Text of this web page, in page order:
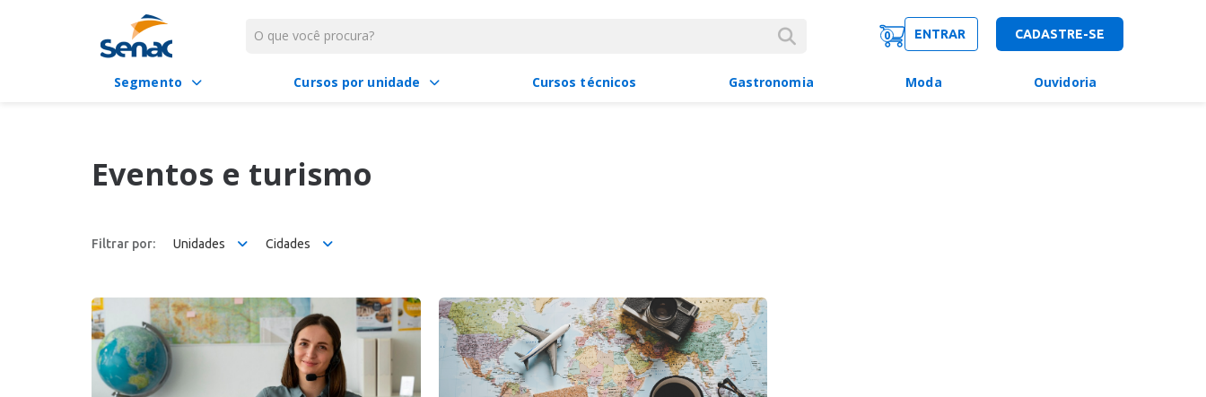
0 ENTRAR CADASTRE-SE
Segmento Cursos por unidade Cursos técnicos Gastronomia Moda Ouvidoria
Eventos e turismo
Filtrar por: Unidades Cidades